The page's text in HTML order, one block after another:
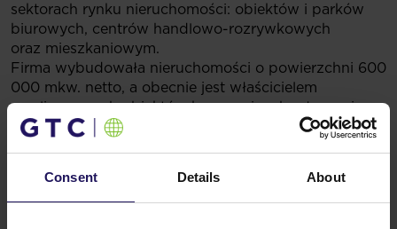
Consent Details About
sektorach rynku nieruchomości: obiektów i parków
biurowych, centrów handlowo-rozrywkowych
oraz mieszkaniowym.
Firma wybudowała nieruchomości o powierzchni 600
000 mkw. netto, a obecnie jest właścicielem
zrealizowanych obiektów komercyjnych o łącznej
powierzchni 254 000 mkw. netto. Spółka posiada
na wybudowanie 2 mln mkw. powierzchni
komercyjnych i mieszkaniowych.